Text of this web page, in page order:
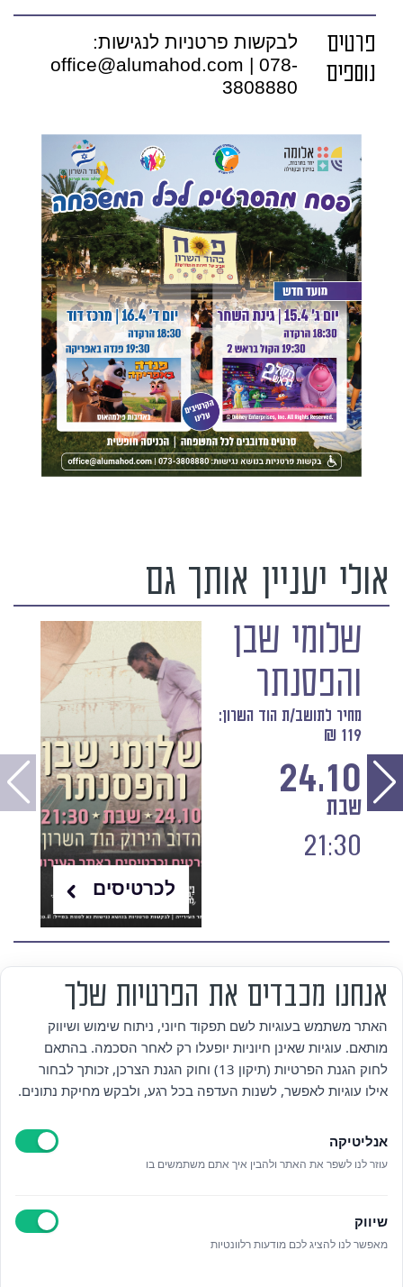
פרטים
נוספים
לבקשות פרטניות לנגישות:
office@alumahod.com | 078-
3808880
אולי יעניין אותך גם
שלומי שבן
והפסנתר
מחיר לתושב/ת הוד השרון:
119 ₪
24.10
שבת
21:30
לכרטיסים
אזור אישי
מדיניות פרטיות
הצהרת נגישות
ניהול עוגיות
אנחנו מכבדים את הפרטיות שלך
האתר משתמש בעוגיות לשם תפקוד חיוני, ניתוח שימוש ושיווק
מותאם. עוגיות שאינן חיוניות יופעלו רק לאחר הסכמה. בהתאם
לחוק הגנת הפרטיות (תיקון 13) וחוק הגנת הצרכן, זכותך לבחור
אילו עוגיות לאפשר, לשנות העדפה בכל רגע, ולבקש מחיקת נתונים.
אנליטיקה
עוזר לנו לשפר את האתר ולהבין איך אתם משתמשים בו
שיווק
מאפשר לנו להציג לכם מודעות רלוונטיות